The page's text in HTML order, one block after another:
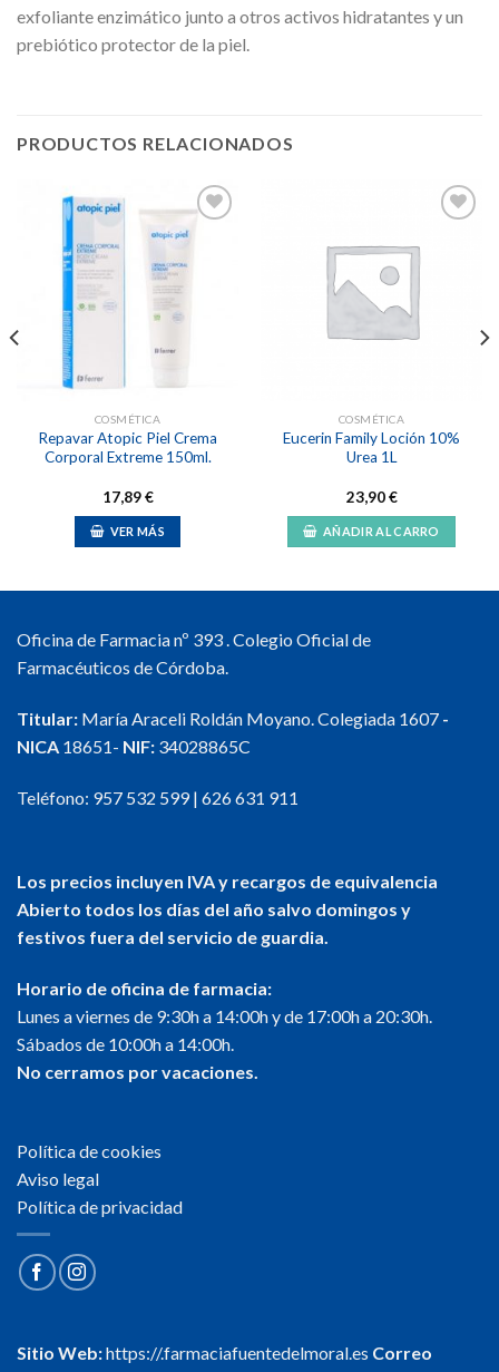
exfoliante enzimático junto a otros activos hidratantes y un
prebiótico protector de la piel.
PRODUCTOS RELACIONADOS
COSMÉTICA
Repavar Atopic Piel Crema
Corporal Extreme 150ml.
17,89€
VER MÁS
COSMÉTICA
Eucerin Family Loción 10%
Urea 1L
23,90€
AÑADIR AL CARRO
Oficina de Farmacia nº 393 . Colegio Oficial de
Farmacéuticos de Córdoba.
Titular: María Araceli Roldán Moyano. Colegiada 1607 -
NICA 18651- NIF: 34028865C
Teléfono: 957 532 599| 626 631 911
Los precios incluyen IVA y recargos de equivalencia
Abierto todos los días del año salvo domingos y
festivos fuera del servicio de guardia.
Horario de oficina de farmacia:
Lunes a viernes de 9:30h a 14:00h y de 17:00h a 20:30h.
Sábados de 10:00h a 14:00h.
No cerramos por vacaciones.
Política de cookies
Aviso legal
Política de privacidad
Sitio Web:https://.farmaciafuentedelmoral.es Correo